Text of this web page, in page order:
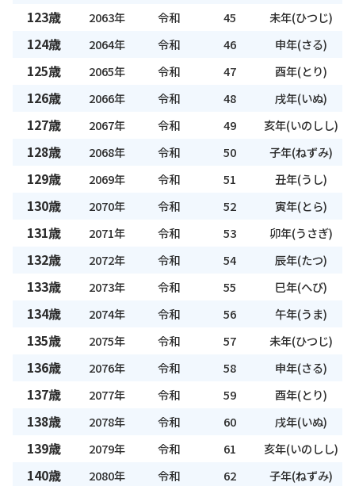
123歳 2063年 令和 45 未年(ひつじ)
124歳 2064年 令和 46 申年(さる)
125歳 2065年 令和 47 酉年(とり)
126歳 2066年 令和 48 戌年(いぬ)
127歳 2067年 令和 49 亥年(いのしし)
128歳 2068年 令和 50 子年(ねずみ)
129歳 2069年 令和 51 丑年(うし)
130歳 2070年 令和 52 寅年(とら)
131歳 2071年 令和 53 卯年(うさぎ)
132歳 2072年 令和 54 辰年(たつ)
133歳 2073年 令和 55 巳年(へび)
134歳 2074年 令和 56 午年(うま)
135歳 2075年 令和 57 未年(ひつじ)
136歳 2076年 令和 58 申年(さる)
137歳 2077年 令和 59 酉年(とり)
138歳 2078年 令和 60 戌年(いぬ)
139歳 2079年 令和 61 亥年(いのしし)
140歳 2080年 令和 62 子年(ねずみ)